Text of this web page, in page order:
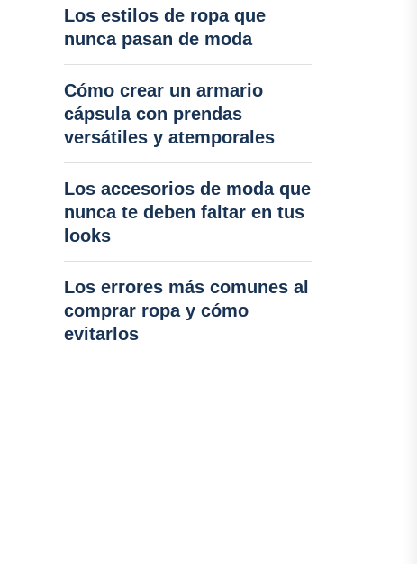
Los estilos de ropa que
nunca pasan de moda
Cómo crear un armario
cápsula con prendas
versátiles y atemporales
Los accesorios de moda que
nunca te deben faltar en tus
looks
Los errores más comunes al
comprar ropa y cómo
evitarlos